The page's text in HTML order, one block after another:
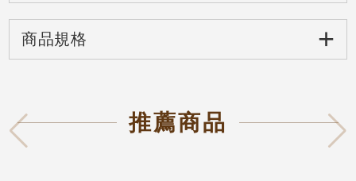
+
商品規格
推薦商品